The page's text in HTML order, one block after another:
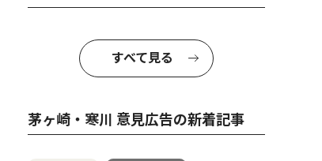
すべて見る
茅ヶ崎・寒川 意見広告の新着記事